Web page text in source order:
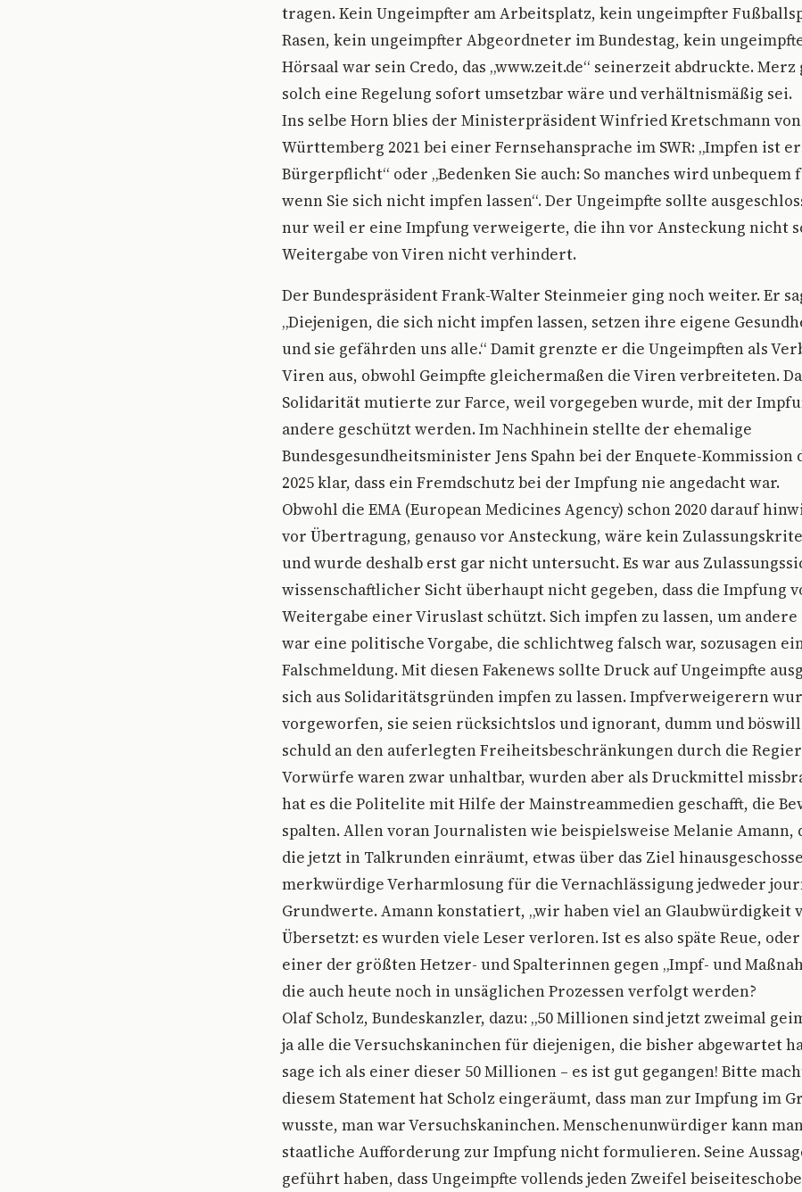
tragen. Kein Ungeimpfter am Arbeitsplatz, kein ungeimpfter
Rasen, kein ungeimpfter Abgeordneter im Bundestag, kein
Hörsaal war sein Credo, das „www.zeit.de“ seinerzeit abdruckte. Merz
solch eine Regelung sofort umsetzbar wäre und verhältnismäßig sei.
Ins selbe Horn blies der Ministerpräsident Winfried Kretschmann von
Württemberg 2021 bei einer Fernsehansprache im SWR: „Impfen ist
Bürgerpflicht“ oder „Bedenken Sie auch: So manches wird unbequem
wenn Sie sich nicht impfen lassen“. Der Ungeimpfte sollte
nur weil er eine Impfung verweigerte, die ihn vor Ansteckung nicht
Weitergabe von Viren nicht verhindert.
Der Bundespräsident Frank-Walter Steinmeier ging noch weiter. Er
„Diejenigen, die sich nicht impfen lassen, setzen ihre eigene
und sie gefährden uns alle.“ Damit grenzte er die Ungeimpften als
Viren aus, obwohl Geimpfte gleichermaßen die Viren verbreiteten.
Solidarität mutierte zur Farce, weil vorgegeben wurde, mit der
andere geschützt werden. Im Nachhinein stellte der ehemalige
Bundesgesundheitsminister Jens Spahn bei der Enquete-Kommission
2025 klar, dass ein Fremdschutz bei der Impfung nie angedacht war.
Obwohl die EMA (European Medicines Agency) schon 2020 darauf
vor Übertragung, genauso vor Ansteckung, wäre kein
und wurde deshalb erst gar nicht untersucht. Es war aus
wissenschaftlicher Sicht überhaupt nicht gegeben, dass die Impfung
Weitergabe einer Viruslast schützt. Sich impfen zu lassen, um
war eine politische Vorgabe, die schlichtweg falsch war, sozusagen
Falschmeldung. Mit diesen Fakenews sollte Druck auf Ungeimpfte
sich aus Solidaritätsgründen impfen zu lassen. Impfverweigerern
vorgeworfen, sie seien rücksichtslos und ignorant, dumm und
schuld an den auferlegten Freiheitsbeschränkungen durch die
Vorwürfe waren zwar unhaltbar, wurden aber als Druckmittel
hat es die Politelite mit Hilfe der Mainstreammedien geschafft, die
spalten. Allen voran Journalisten wie beispielsweise Melanie Amann,
die jetzt in Talkrunden einräumt, etwas über das Ziel
merkwürdige Verharmlosung für die Vernachlässigung jedweder
Grundwerte. Amann konstatiert, „wir haben viel an Glaubwürdigkeit
Übersetzt: es wurden viele Leser verloren. Ist es also späte Reue,
einer der größten Hetzer- und Spalterinnen gegen „Impf- und
die auch heute noch in unsäglichen Prozessen verfolgt werden?
Olaf Scholz, Bundeskanzler, dazu: „50 Millionen sind jetzt zweimal
ja alle die Versuchskaninchen für diejenigen, die bisher abgewartet
sage ich als einer dieser 50 Millionen – es ist gut gegangen! Bitte
diesem Statement hat Scholz eingeräumt, dass man zur Impfung im
wusste, man war Versuchskaninchen. Menschenunwürdiger kann
staatliche Aufforderung zur Impfung nicht formulieren. Seine
geführt haben, dass Ungeimpfte vollends jeden Zweifel